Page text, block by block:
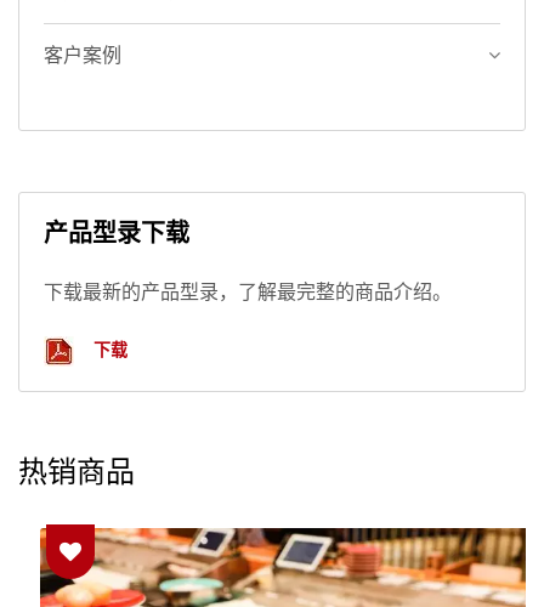
客户案例
产品型录下载
下载最新的产品型录，了解最完整的商品介绍。
下载
热销商品